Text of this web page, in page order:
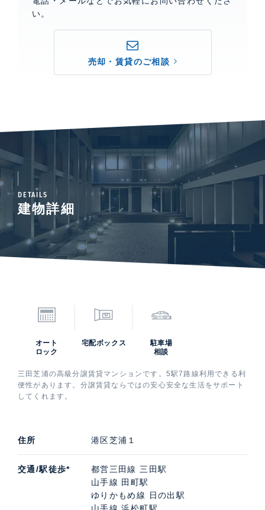
い。
売却・賃貸のご相談
DETAILS
建物詳細
オート
ロック
宅配ボックス
駐車場
相談
三田芝浦の高級分譲賃貸マンションです。5駅7路線利用できる利
便性があります。分譲賃貸ならではの安心安全な生活をサポート
してくれます。
住所 港区芝浦１
交通/駅徒歩*
都営三田線 三田駅
山手線 田町駅
ゆりかもめ線 日の出駅